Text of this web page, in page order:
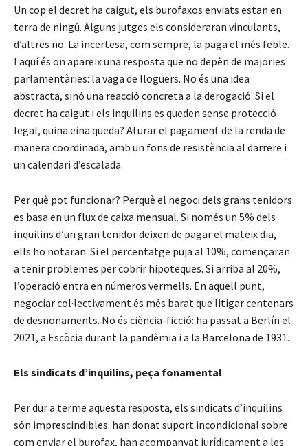
Un cop el decret ha caigut, els burofaxos enviats estan en
terra de ningú. Alguns jutges els consideraran vinculants,
d’altres no. La incertesa, com sempre, la paga el més feble.
I aquí és on apareix una resposta que no depèn de majories
parlamentàries: la vaga de lloguers. No és una idea
abstracta, sinó una reacció concreta a la derogació. Si el
decret ha caigut i els inquilins es queden sense protecció
legal, quina eina queda? Aturar el pagament de la renda de
manera coordinada, amb un fons de resistència al darrere i
un calendari d’escalada.
Per què pot funcionar? Perquè el negoci dels grans tenidors
es basa en un flux de caixa mensual. Si només un 5% dels
inquilins d’un gran tenidor deixen de pagar el mateix dia,
ells ho notaran. Si el percentatge puja al 10%, començaran
a tenir problemes per cobrir hipoteques. Si arriba al 20%,
l’operació entra en números vermells. En aquell punt,
negociar col·lectivament és més barat que litigar centenars
de desnonaments. No és ciència-ficció: ha passat a Berlín el
2021, a Escòcia durant la pandèmia i a la Barcelona de 1931.
Els sindicats d’inquilins, peça fonamental
Per dur a terme aquesta resposta, els sindicats d’inquilins
són imprescindibles: han donat suport incondicional sobre
com enviar el burofax, han acompanyat jurídicament a les